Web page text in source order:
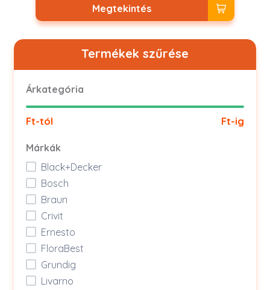
Megtekintés
Termékek szűrése
Árkategória
Ft-tól Ft-ig
Márkák
Black+Decker
Bosch
Braun
Crivit
Ernesto
FloraBest
Grundig
Livarno